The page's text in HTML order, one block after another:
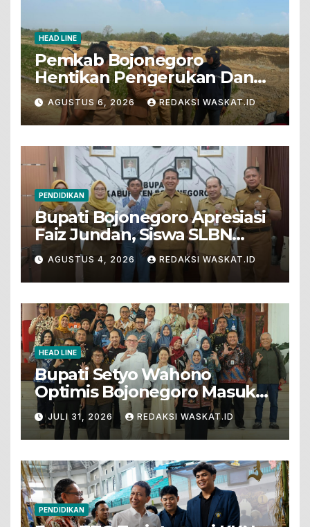
HEAD LINE
Pemkab Bojonegoro
Hentikan Pengerukan Dan
Penjualan Tanah Dari Lahan
Pertanian
AGUSTUS 6, 2026 REDAKSI WASKAT.ID
PENDIDIKAN
Bupati Bojonegoro Apresiasi
Faiz Jundan, Siswa SLBN
Gunungsari Baureno Masuk
LKS Diksus Tingkat Nasional
AGUSTUS 4, 2026 REDAKSI WASKAT.ID
HEAD LINE
Bupati Setyo Wahono
Optimis Bojonegoro Masuk
Unesco Global Geopark
JULI 31, 2026 REDAKSI WASKAT.ID
PENDIDIKAN